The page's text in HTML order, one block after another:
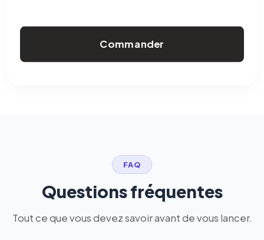
Commander
FAQ
Questions fréquentes
Tout ce que vous devez savoir avant de vous lancer.